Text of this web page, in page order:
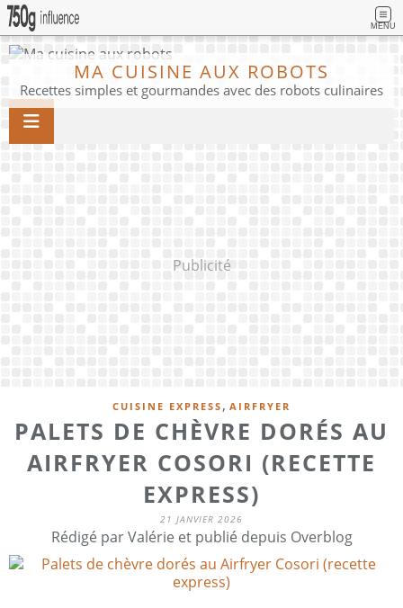
MENU
MA CUISINE AUX ROBOTS
Recettes simples et gourmandes avec des robots culinaires
Publicité
CUISINE EXPRESS , AIRFRYER
PALETS DE CHÈVRE DORÉS AU
AIRFRYER COSORI (RECETTE
EXPRESS)
21 JANVIER 2026
Rédigé par Valérie et publié depuis Overblog